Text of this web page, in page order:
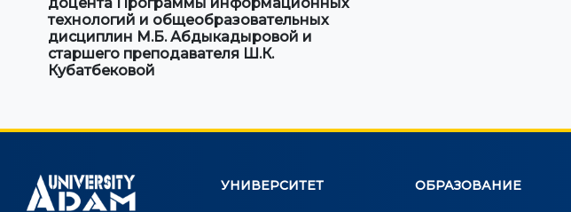
технологий и общеобразовательных
дисциплин М.Б. Абдыкадыровой и
старшего преподавателя Ш.К.
Кубатбековой
УНИВЕРСИТЕТ ОБРАЗОВАНИЕ